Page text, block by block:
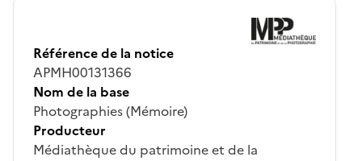
Référence de la notice
APMH00131366
Nom de la base
Photographies (Mémoire)
Producteur
Médiathèque du patrimoine et de la